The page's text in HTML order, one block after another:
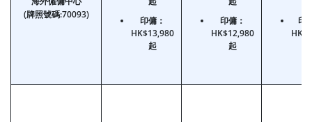
(牌照號碼:70093)
印傭：
HK$13,980
起
印傭：
HK$12,980
起
印